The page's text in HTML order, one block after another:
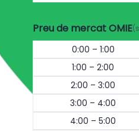
Preu de mercat OMIE
0:00 – 1:00
1:00 – 2:00
2:00 – 3:00
3:00 – 4:00
4:00 – 5:00